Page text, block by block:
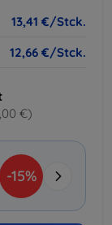
13,41 €/Stck.
12,66 €/Stck.
€)
-15%